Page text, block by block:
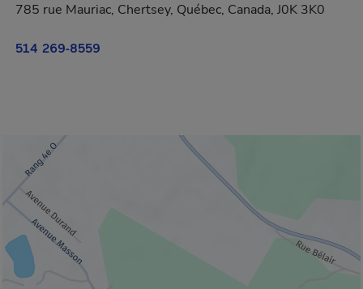
785 rue Mauriac, Chertsey, Québec, Canada, J0K 3K0
514 269-8559